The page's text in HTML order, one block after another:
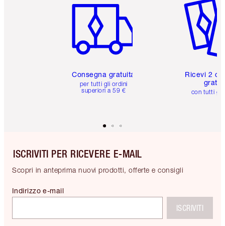
Consegna gratuita
per tutti gli ordini
superiori a 59 €
Ricevi 2
con tutti gli
ISCRIVITI PER RICEVERE E-MAIL
Scopri in anteprima nuovi prodotti, offerte e consigli
Indirizzo e-mail
ISCRIVITI